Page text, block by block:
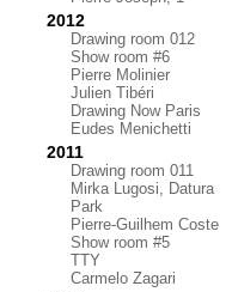
2012
Drawing room 012
Show room #6
Pierre Molinier
Julien Tibéri
Drawing Now Paris
Eudes Menichetti
2011
Drawing room 011
Mirka Lugosi, Datura
Park
Pierre-Guilhem Coste
Show room #5
TTY
Carmelo Zagari